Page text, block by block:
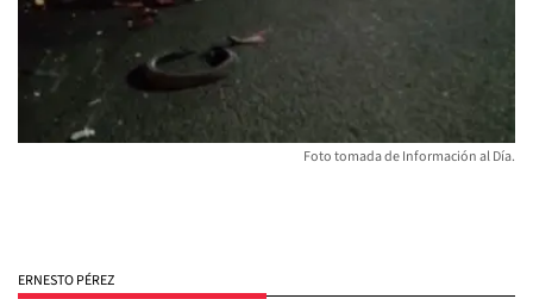
Foto tomada de Información al Día.
ERNESTO PÉREZ